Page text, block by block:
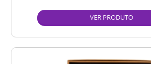
VER PRODUTO